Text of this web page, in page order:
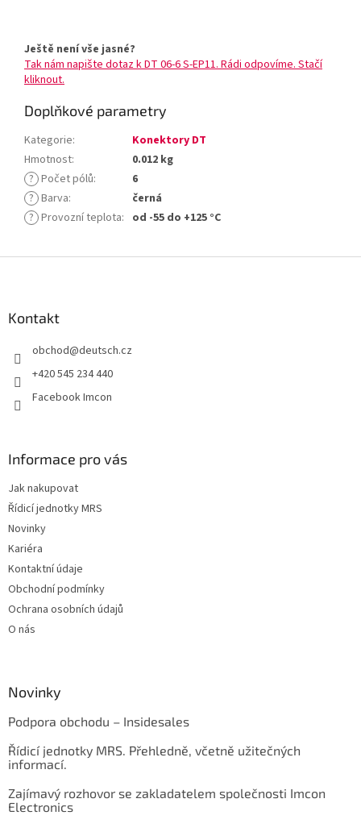
Ještě není vše jasné?
Tak nám napište dotaz k DT 06-6 S-EP11. Rádi odpovíme. Stačí
kliknout.
Doplňkové parametry
Kategorie:
Konektory DT
Hmotnost:
0.012 kg
? Počet pólů:
6
? Barva:
černá
? Provozní teplota: od -55 do +125 °C
Kontakt
obchod@deutsch.cz
+420 545 234 440
Facebook Imcon
Informace pro vás
Jak nakupovat
Řídicí jednotky MRS
Novinky
Kariéra
Kontaktní údaje
Obchodní podmínky
Ochrana osobních údajů
O nás
Novinky
Podpora obchodu – Insidesales
Řídicí jednotky MRS. Přehledně, včetně užitečných
informací.
Zajímavý rozhovor se zakladatelem společnosti Imcon
Electronics